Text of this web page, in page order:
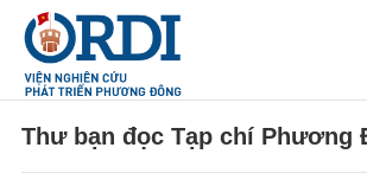
Thư bạn đọc Tạp chí Phương